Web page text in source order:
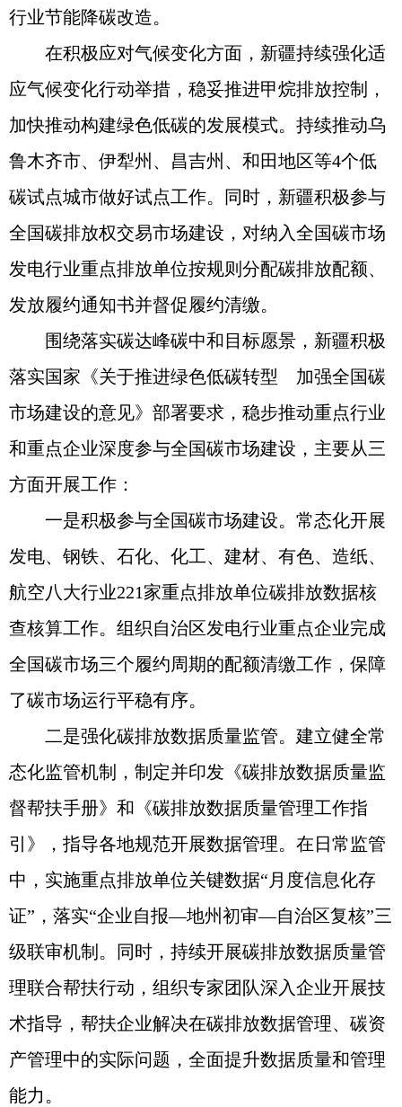
行业节能降碳改造。
在积极应对气候变化方面，新疆持续强化适
应气候变化行动举措，稳妥推进甲烷排放控制，
加快推动构建绿色低碳的发展模式。持续推动乌
鲁木齐市、伊犁州、昌吉州、和田地区等4个低
碳试点城市做好试点工作。同时，新疆积极参与
全国碳排放权交易市场建设，对纳入全国碳市场
发电行业重点排放单位按规则分配碳排放配额、
发放履约通知书并督促履约清缴。
围绕落实碳达峰碳中和目标愿景，新疆积极
落实国家《关于推进绿色低碳转型 加强全国碳
市场建设的意见》部署要求，稳步推动重点行业
和重点企业深度参与全国碳市场建设，主要从三
方面开展工作：
一是积极参与全国碳市场建设。常态化开展
发电、钢铁、石化、化工、建材、有色、造纸、
航空八大行业221家重点排放单位碳排放数据核
查核算工作。组织自治区发电行业重点企业完成
全国碳市场三个履约周期的配额清缴工作，保障
了碳市场运行平稳有序。
二是强化碳排放数据质量监管。建立健全常
态化监管机制，制定并印发《碳排放数据质量监
督帮扶手册》和《碳排放数据质量管理工作指
引》，指导各地规范开展数据管理。在日常监管
中，实施重点排放单位关键数据“月度信息化存
证”，落实“企业自报—地州初审—自治区复核”三
级联审机制。同时，持续开展碳排放数据质量管
理联合帮扶行动，组织专家团队深入企业开展技
术指导，帮扶企业解决在碳排放数据管理、碳资
产管理中的实际问题，全面提升数据质量和管理
能力。